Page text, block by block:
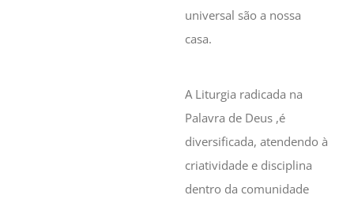
universal são a nossa
casa.
A Liturgia radicada na
Palavra de Deus ,é
diversificada, atendendo à
criatividade e disciplina
dentro da comunidade